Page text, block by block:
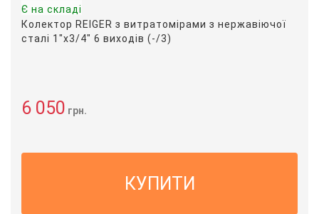
Є на складі
Колектор REIGER з витратомірами з нержавіючої
сталі 1"х3/4" 6 виходів (-/3)
6 050 грн.
КУПИТИ